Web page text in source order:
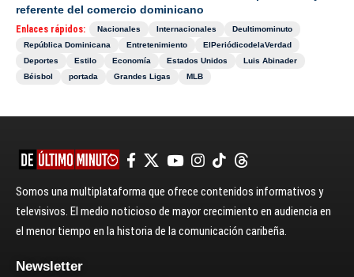
referente del comercio dominicano
Enlaces rápidos: Nacionales Internacionales
Deultimominuto
República Dominicana
Entretenimiento
ElPeriódicodelaVerdad
Deportes
Estilo Economía Estados Unidos
Luis Abinader
Béisbol
portada Grandes Ligas MLB
Somos una multiplataforma que ofrece contenidos informativos y
televisivos. El medio noticioso de mayor crecimiento en audiencia en
el menor tiempo en la historia de la comunicación caribeña.
Newsletter